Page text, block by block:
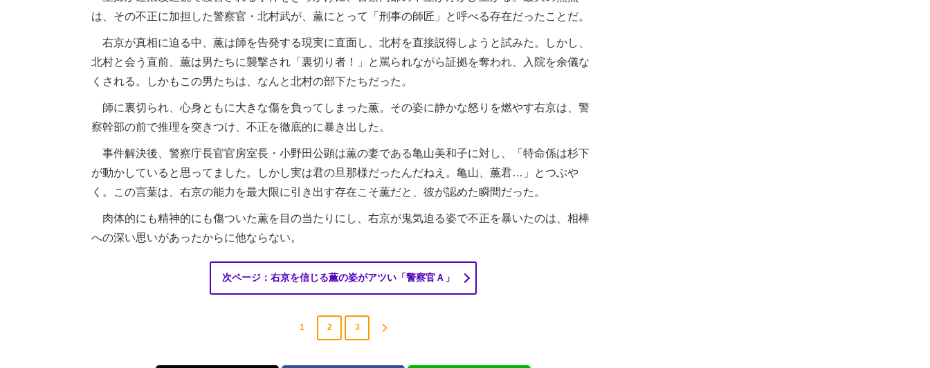
は、その不正に加担した警察官・北村武が、薫にとって「刑事の師匠」と呼べる存在だったことだ。
右京が真相に迫る中、薫は師を告発する現実に直面し、北村を直接説得しようと試みた。しかし、
北村と会う直前、薫は男たちに襲撃され「裏切り者！」と罵られながら証拠を奪われ、入院を余儀な
くされる。しかもこの男たちは、なんと北村の部下たちだった。
師に裏切られ、心身ともに大きな傷を負ってしまった薫。その姿に静かな怒りを燃やす右京は、警
察幹部の前で推理を突きつけ、不正を徹底的に暴き出した。
事件解決後、警察庁長官官房室長・小野田公顕は薫の妻である亀山美和子に対し、「特命係は杉下
が動かしていると思ってました。しかし実は君の旦那様だったんだねえ。亀山、薫君…」とつぶや
く。この言葉は、右京の能力を最大限に引き出す存在こそ薫だと、彼が認めた瞬間だった。
肉体的にも精神的にも傷ついた薫を目の当たりにし、右京が鬼気迫る姿で不正を暴いたのは、相棒
への深い思いがあったからに他ならない。
次ページ：右京を信じる薫の姿がアツい「警察官Ａ」
1 2 3